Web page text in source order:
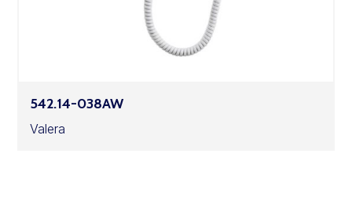
542.14-038AW
Valera